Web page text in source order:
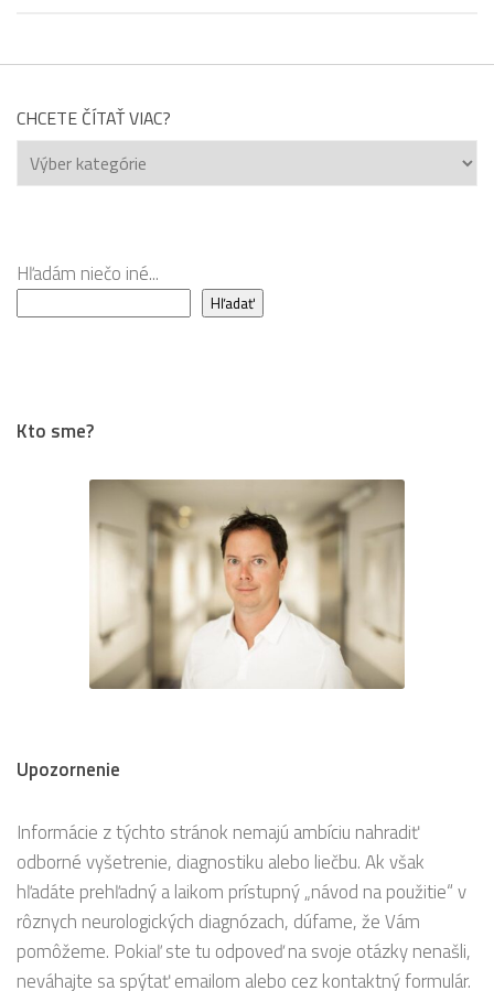
CHCETE ČÍTAŤ VIAC?
Chcete
čítať
Hľadám niečo iné...
Hľadať
Kto sme?
Upozornenie
Informácie z týchto stránok nemajú ambíciu nahradiť
odborné vyšetrenie, diagnostiku alebo liečbu. Ak však
hľadáte prehľadný a laikom prístupný „návod na použitie“ v
rôznych neurologických diagnózach, dúfame, že Vám
pomôžeme. Pokiaľ ste tu odpoveď na svoje otázky nenašli,
neváhajte sa spýtať emailom alebo cez kontaktný formulár.